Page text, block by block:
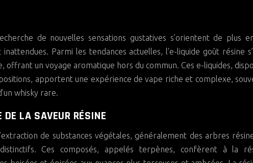
Parmi les tendances actuelles, l’e-liquide goût résine
offrant un voyage aromatique hors du commun. Ces e-liquides,
apportent une expérience de vape riche et complexe,
whisky rare.
DE LA SAVEUR RÉSINE
de substances végétales, généralement des arbres
Ces composés, appelés terpènes, confèrent à la